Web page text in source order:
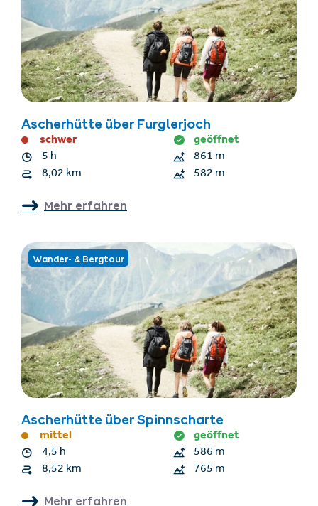
Ascherhütte über Furglerjoch
schwer geöffnet
5 h
861 m
8,02 km
582 m
Mehr erfahren
Wander- & Bergtour
Ascherhütte über Spinnscharte
mittel geöffnet
4,5 h
586 m
8,52 km
765 m
Mehr erfahren